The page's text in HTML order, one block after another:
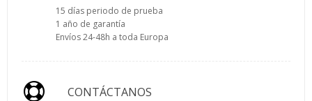
15 días periodo de prueba
1 año de garantía
Envíos 24-48h a toda Europa
CONTÁCTANOS